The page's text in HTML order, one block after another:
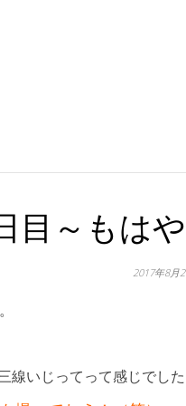
目～もは
2017年8月
線いじってって感じでした